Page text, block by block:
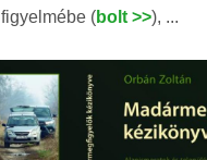
figyelmébe (bolt >>), ...